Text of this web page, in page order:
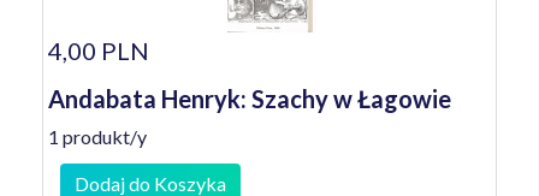
4,00 PLN
Andabata Henryk: Szachy w Łagowie
1 produkt/y
Dodaj do Koszyka